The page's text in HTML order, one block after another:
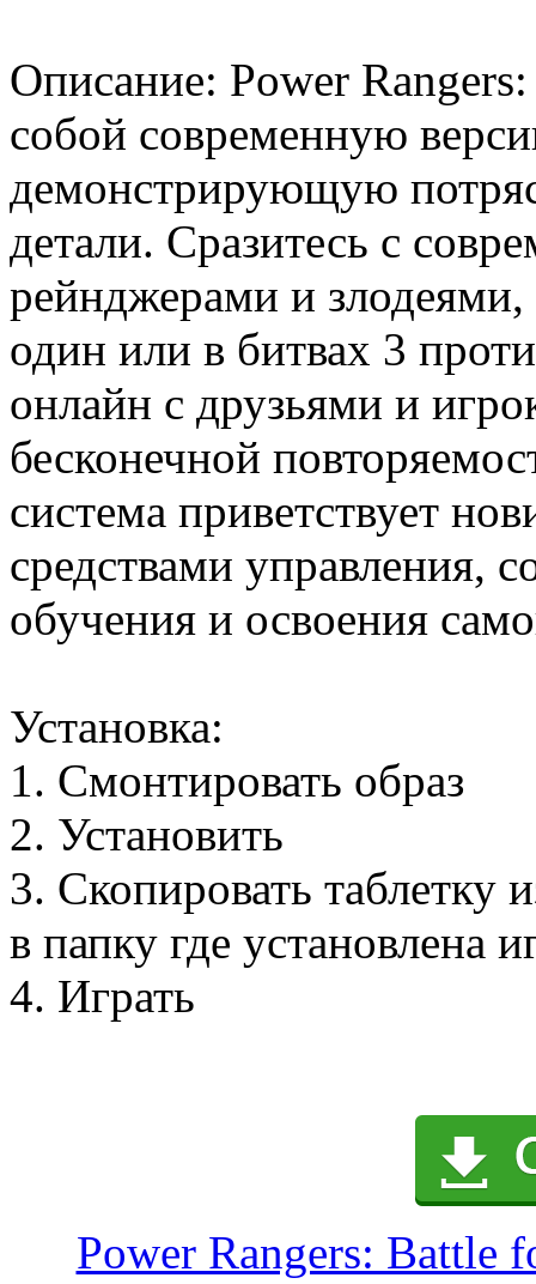
Описание: Power
собой современную
демонстрирующую
детали. Сразитесь с
рейнджерами и
один или в битвах 3
онлайн с друзьями и
бесконечной
система приветствует
средствами управления,
обучения и освоения
Установка:
1. Смонтировать образ
2. Установить
3. Скопировать таблетку
в папку где установлена
4. Играть
Power Rangers: Battle